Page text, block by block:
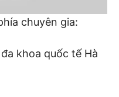
chuyên gia:
khoa quốc tế Hà